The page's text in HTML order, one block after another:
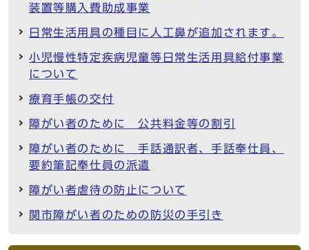
装置等購入費助成事業
日常生活用具の種目に人工鼻が追加されます。
小児慢性特定疾病児童等日常生活用具給付事業
について
療育手帳の交付
障がい者のために 公共料金等の割引
障がい者のために 手話通訳者、手話奉仕員、
要約筆記奉仕員の派遣
障がい者虐待の防止について
関市障がい者のための防災の手引き